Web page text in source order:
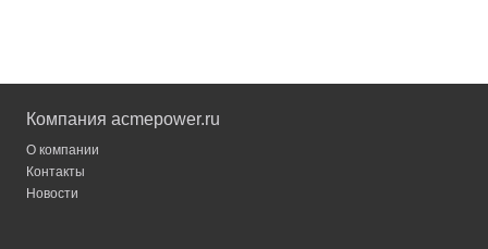
Компания acmepower.ru
О компании
Контакты
Новости